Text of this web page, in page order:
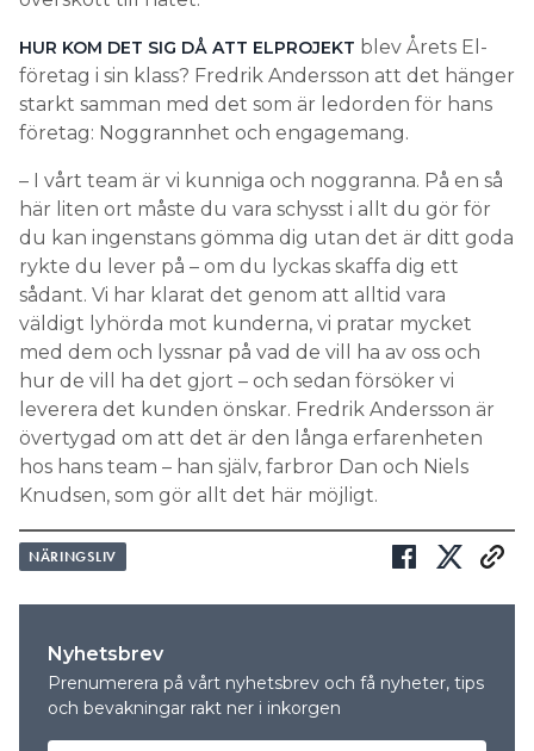
HUR KOM DET SIG DÅ ATT ELPROJEKT blev Årets El-
företag i sin klass? Fredrik Andersson att det hänger
starkt samman med det som är ledorden för hans
företag: Noggrannhet och engagemang.
– I vårt team är vi kunniga och noggranna. På en så
här liten ort måste du vara schysst i allt du gör för
du kan ingenstans gömma dig utan det är ditt goda
rykte du lever på – om du lyckas skaffa dig ett
sådant. Vi har klarat det genom att alltid vara
väldigt lyhörda mot kunderna, vi pratar mycket
med dem och lyssnar på vad de vill ha av oss och
hur de vill ha det gjort – och sedan försöker vi
leverera det kunden önskar. Fredrik Andersson är
övertygad om att det är den långa erfarenheten
hos hans team – han själv, farbror Dan och Niels
Knudsen, som gör allt det här möjligt.
NÄRINGSLIV
Nyhetsbrev
Prenumerera på vårt nyhetsbrev och få nyheter, tips
och bevakningar rakt ner i inkorgen